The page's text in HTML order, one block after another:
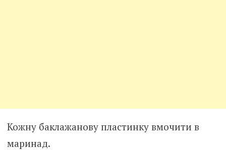
Кожну баклажанову пластинку вмочити в
маринад.